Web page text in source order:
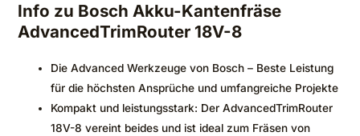
Info zu Bosch Akku-Kantenfräse
AdvancedTrimRouter 18V-8
Die Advanced Werkzeuge von Bosch – Beste Leistung
für die höchsten Ansprüche und umfangreiche Projekte
Kompakt und leistungsstark: Der AdvancedTrimRouter
18V-8 vereint beides und ist ideal zum Fräsen von